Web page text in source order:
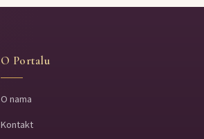
O Portalu
O nama
Kontakt